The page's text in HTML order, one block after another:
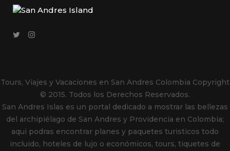
Tours, Viajes y Vacaciones en San Andres Colombia Copyright
© 2015. Todos los Derechos Reservados.
San Andres Islas es un portal dedicado a mostrar las bellezas
del archipiélago de San Andres y Providencia en Colombia;
aqui podras encontrar planes y paquetes turisticos todo
incluido, hoteles de lujo o económicos, tours, tiquetes de